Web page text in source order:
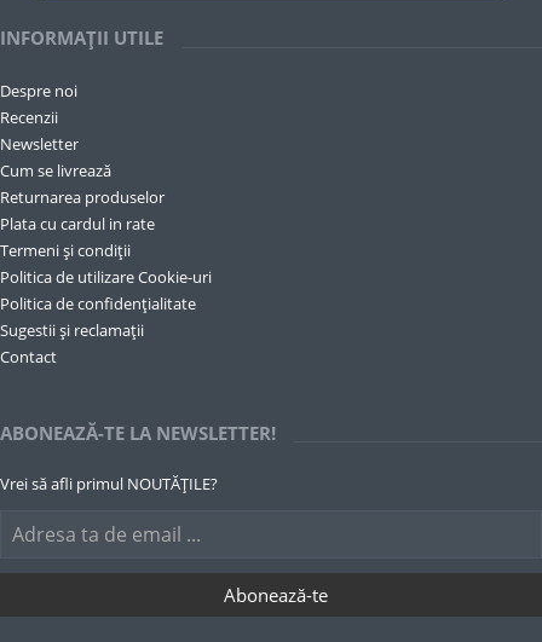
INFORMAȚII UTILE
Despre noi
Recenzii
Newsletter
Cum se livrează
Returnarea produselor
Plata cu cardul in rate
Termeni și condiții
Politica de utilizare Cookie-uri
Politica de confidențialitate
Sugestii și reclamații
Contact
ABONEAZĂ-TE LA NEWSLETTER!
Vrei să afli primul NOUTĂȚILE?